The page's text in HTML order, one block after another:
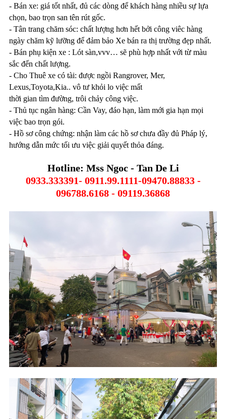
- Bán xe: giá tốt nhất, đủ các dòng để khách hàng nhiều sự lựa
chọn, bao trọn san tên rút gốc.
- Tân trang chăm sóc: chất lượng hơn hết bởi công viêc hàng
ngày chăm kỹ lưỡng để đảm bảo Xe bán ra thị trường đẹp nhất.
- Bán phụ kiện xe : Lót sàn,vvv… sẽ phù hợp nhất với từ màu
sắc đến chất lượng.
- Cho Thuê xe có tài: được ngồi Rangrover, Mer,
Lexus,Toyota,Kia.. vô tư khỏi lo việc mất
thời gian tìm đường, trôi chảy công việc.
- Thủ tục ngân hàng: Cần Vay, đáo hạn, làm mới gia hạn mọi
việc bao trọn gói.
- Hồ sơ công chứng: nhận làm các hồ sơ chưa đầy đủ Pháp lý,
hướng dẫn mức tối ưu việc giải quyết thỏa đáng.
Hotline: Mss Ngoc - Tan De Li
0933.333391- 0911.99.1111-09470.88833 -
096788.6168 - 09119.36868